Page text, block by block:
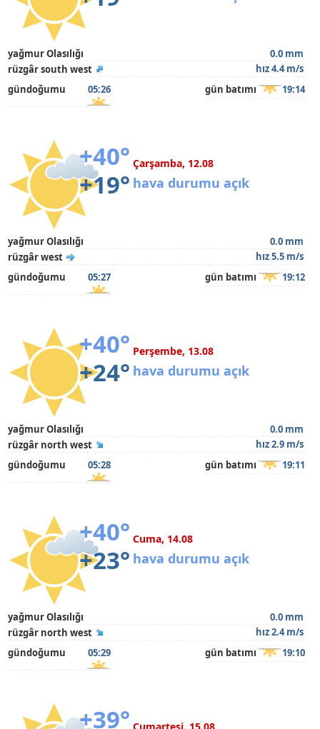
yağmur Olasılığı
0.0 mm
rüzgâr south west
hız 4.4 m/s
gündoğumu
05:26 gün batımı 19:14
+40°
+19°
Çarşamba, 12.08
hava durumu açık
yağmur Olasılığı
0.0 mm
rüzgâr west
hız 5.5 m/s
gündoğumu
05:27 gün batımı 19:12
+40°
+24°
Perşembe, 13.08
hava durumu açık
yağmur Olasılığı
0.0 mm
rüzgâr north west
hız 2.9 m/s
gündoğumu
05:28 gün batımı 19:11
+40°
+23°
Cuma, 14.08
hava durumu açık
yağmur Olasılığı
0.0 mm
rüzgâr north west
hız 2.4 m/s
gündoğumu
05:29 gün batımı 19:10
+39°